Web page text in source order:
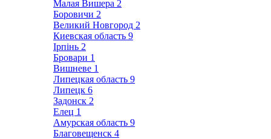
Малая Вишера 2
Боровичи 2
Великий Новгород 2
Киевская область 9
Ірпінь 2
Бровари 1
Вишневе 1
Липецкая область 9
Липецк 6
Задонск 2
Елец 1
Амурская область 9
Благовещенск 4